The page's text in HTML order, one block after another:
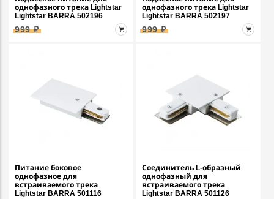
однофазного трека Lightstar
Lightstar BARRA 502196
999 ₽
однофазного трека Lightstar
Lightstar BARRA 502197
999 ₽
Питание боковое
однофазное для
встраиваемого трека
Lightstar BARRA 501116
Соединитель L-образный
однофазный для
встраиваемого трека
Lightstar BARRA 501126